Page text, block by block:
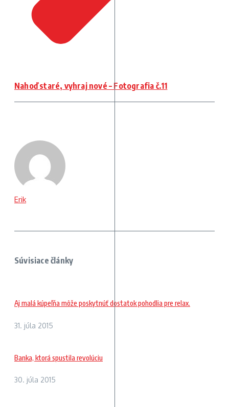
Nahoď staré, vyhraj nové – Fotografia č.11
Erik
Súvisiace články
Aj malá kúpeľňa môže poskytnúť dostatok pohodlia pre relax.
31. júla 2015
Banka, ktorá spustila revolúciu
30. júla 2015